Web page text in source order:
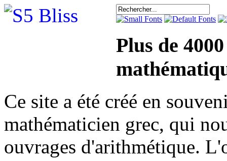
Plus de
Ce site a été créé en
mathématicien grec, qui
ouvrages d'arithmétique.